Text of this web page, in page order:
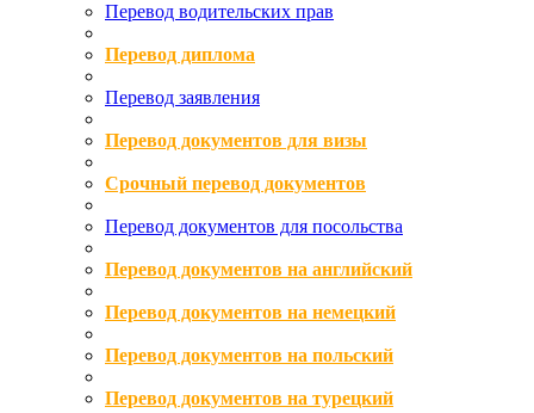
Перевод водительских прав
Перевод диплома
Перевод заявления
Перевод документов для визы
Срочный перевод документов
Перевод документов для посольства
Перевод документов на английский
Перевод документов на немецкий
Перевод документов на польский
Перевод документов на турецкий